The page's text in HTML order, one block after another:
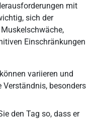
mit
sich der
Einschränkungen
variieren und
Verständnis, besonders
den Tag so, dass er